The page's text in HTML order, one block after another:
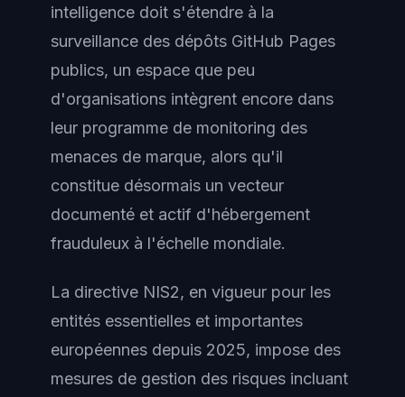
intelligence doit s'étendre à la
surveillance des dépôts GitHub Pages
publics, un espace que peu
d'organisations intègrent encore dans
leur programme de monitoring des
menaces de marque, alors qu'il
constitue désormais un vecteur
documenté et actif d'hébergement
frauduleux à l'échelle mondiale.
La directive NIS2, en vigueur pour les
entités essentielles et importantes
européennes depuis 2025, impose des
mesures de gestion des risques incluant